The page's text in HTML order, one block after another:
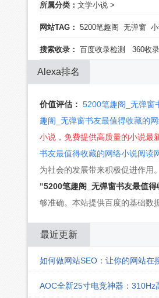
所属分类： 文学小说 >
网站TAG： 5200笔趣阁 无弹窗
搜索收录： 百度收录检测 360收
Alexa排名
价值评估： 5200笔趣阁_无弹窗
趣阁_无弹窗书友最值得收藏的
小说，免费提供高质量的小说最
书友最值得收藏的网络小说阅读
为社会的发展带来积极促进作用。
"5200笔趣阁_无弹窗书友最值
够准确。本站提供百度的基础数
最近更新
如何做网站SEO：让你的网站在
AOC全新25寸电竞神器：310Hz